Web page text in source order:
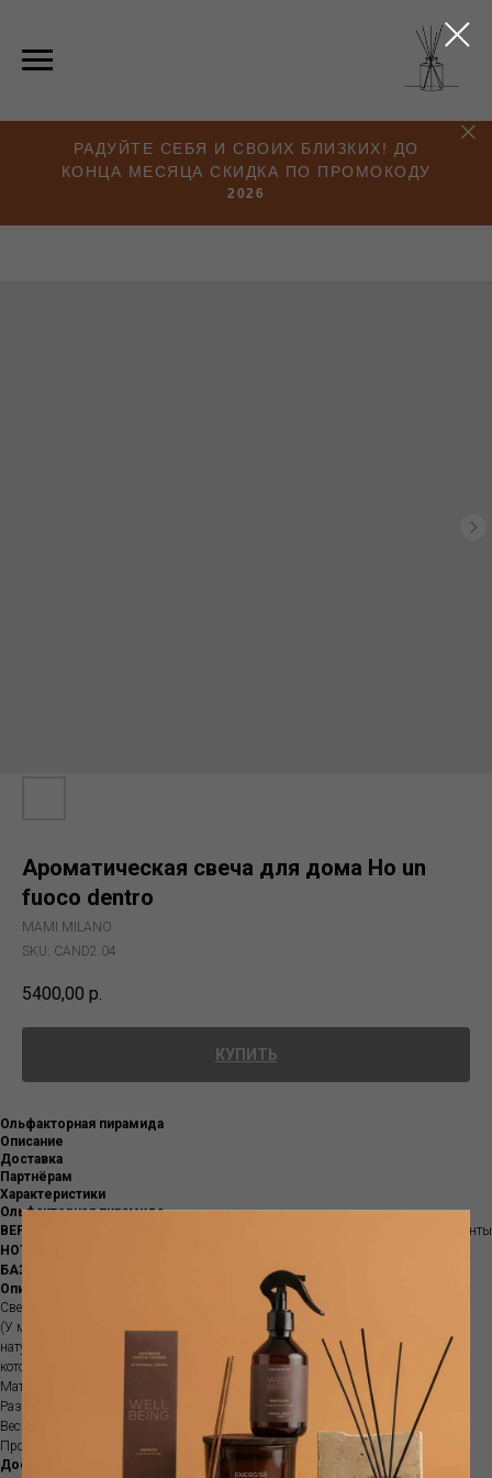
РАДУЙТЕ СЕБЯ И СВОИХ БЛИЗКИХ! ДО
КОНЦА МЕСЯЦА СКИДКА ПО ПРОМОКОДУ
2026
Ароматическая свеча для дома Ho un
fuoco dentro
MAMI MILANO
SKU: CAND2.04
5400,00 р.
КУПИТЬ
Ольфакторная пирамида
Описание
Доставка
Партнёрам
Характеристики
Ольфакторная пирамида
ВЕРХНИЕ НОТЫ:
Сладкий апельсин, Зеленый лимон, Бергамот, Водные акценты
НОТЫ СЕРДЦА:
БАЗОВЫЕ НОТЫ:
Черная Ваниль, Бобы Тонка, Мускус, Сандаловое дерево
Описание
Свеча ароматическая в декоративной тарелке Ho un fuoco dentro
(У меня внутри огонь) .Специальные фитили из
натурального дерева идеально подходят для создания танцующего пламени,
которое воспроизводит успокаивающий потрескивающий звук огня камина.
Материал: Фарфор
Размер: 17,2 см
Вес: 200гр
Продолжительность: 40ч
Доставка